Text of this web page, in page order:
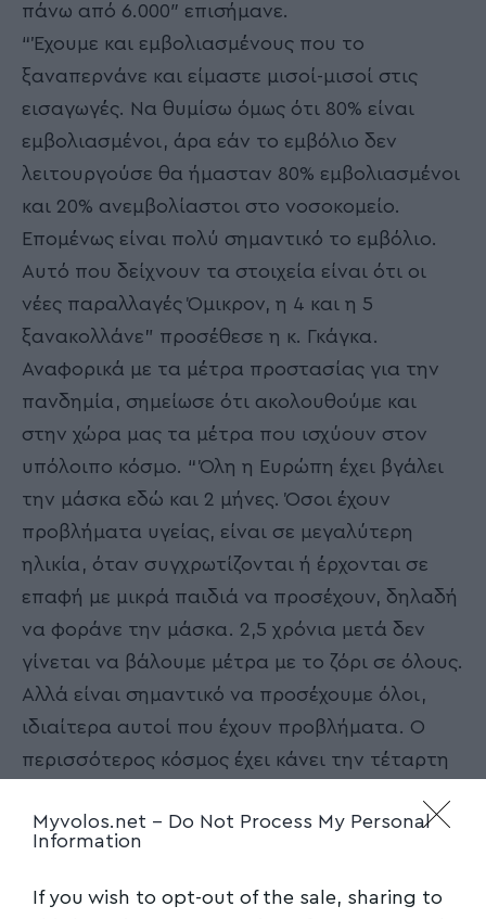
Myvolos.net - Do Not Process My Personal
Information
If you wish to opt-out of the sale, sharing to
πάνω από 6.000″ επισήμανε.
“Έχουμε και εμβολιασμένους που το
ξαναπερνάνε και είμαστε μισοί-μισοί στις
εισαγωγές. Να θυμίσω όμως ότι 80% είναι
εμβολιασμένοι, άρα εάν το εμβόλιο δεν
λειτουργούσε θα ήμασταν 80% εμβολιασμένοι
και 20% ανεμβολίαστοι στο νοσοκομείο.
Επομένως είναι πολύ σημαντικό το εμβόλιο.
Αυτό που δείχνουν τα στοιχεία είναι ότι οι
νέες παραλλαγές Όμικρον, η 4 και η 5
ξανακολλάνε” προσέθεσε η κ. Γκάγκα.
Αναφορικά με τα μέτρα προστασίας για την
πανδημία, σημείωσε ότι ακολουθούμε και
στην χώρα μας τα μέτρα που ισχύουν στον
υπόλοιπο κόσμο. “Όλη η Ευρώπη έχει βγάλει
την μάσκα εδώ και 2 μήνες. Όσοι έχουν
προβλήματα υγείας, είναι σε μεγαλύτερη
ηλικία, όταν συγχρωτίζονται ή έρχονται σε
επαφή με μικρά παιδιά να προσέχουν, δηλαδή
να φοράνε την μάσκα. 2,5 χρόνια μετά δεν
γίνεται να βάλουμε μέτρα με το ζόρι σε όλους.
Αλλά είναι σημαντικό να προσέχουμε όλοι,
ιδιαίτερα αυτοί που έχουν προβλήματα. Ο
περισσότερος κόσμος έχει κάνει την τέταρτη
πιο ευάλωτους εδώ και μήνες. Αλλά είναι
ζωή” εξήγησε.